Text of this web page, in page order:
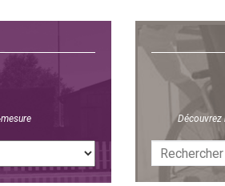
Découvrez